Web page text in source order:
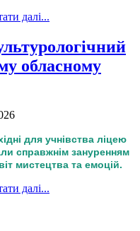
далі...
обласному
для учнівства ліцею
справжнім зануренням
мистецтва та емоцій.
далі...